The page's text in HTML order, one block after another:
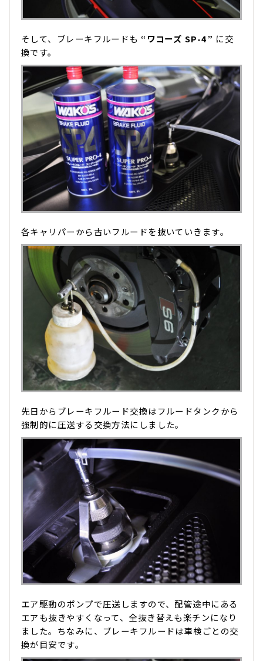
そして、ブレーキフルードも “ワコーズ SP-4” に交
換です。
各キャリパーから古いフルードを抜いていきます。
先日からブレーキフルード交換はフルードタンクから
強制的に圧送する交換方法にしました。
エア駆動のポンプで圧送しますので、配管途中にある
エアも抜きやすくなって、全抜き替えも楽チンになり
ました。ちなみに、ブレーキフルードは車検ごとの交
換が目安です。